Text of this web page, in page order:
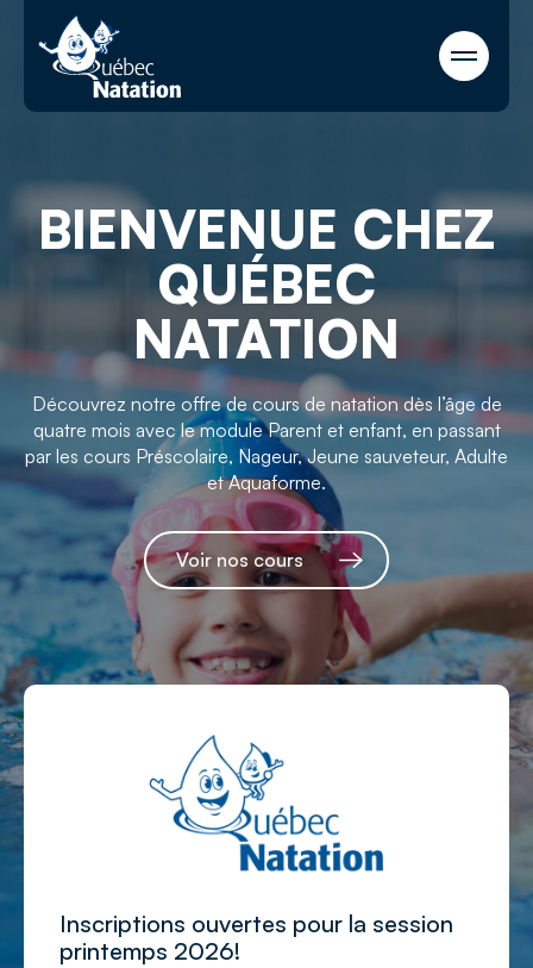
enfant
Nageur 6 ans et plus
Adulte et
aquaforme 18 ans et plus
BIENVENUE CHEZ
QUÉBEC
NATATION
Découvrez notre offre de cours de natation dès l’âge de
quatre mois avec le module Parent et enfant, en passant
par les cours Préscolaire, Nageur, Jeune sauveteur, Adulte
et Aquaforme.
Voir nos cours
Inscriptions ouvertes pour la session
printemps 2026!